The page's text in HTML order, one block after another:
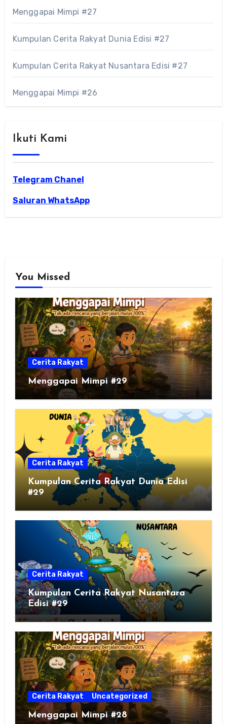
Menggapai Mimpi #27
Kumpulan Cerita Rakyat Dunia Edisi #27
Kumpulan Cerita Rakyat Nusantara Edisi #27
Menggapai Mimpi #26
Ikuti Kami
Telegram Chanel
Saluran WhatsApp
You Missed
Cerita Rakyat
Menggapai Mimpi #29
Cerita Rakyat
Kumpulan Cerita Rakyat Dunia Edisi
#29
Cerita Rakyat
Kumpulan Cerita Rakyat Nusantara
Edisi #29
Cerita Rakyat Uncategorized
Menggapai Mimpi #28